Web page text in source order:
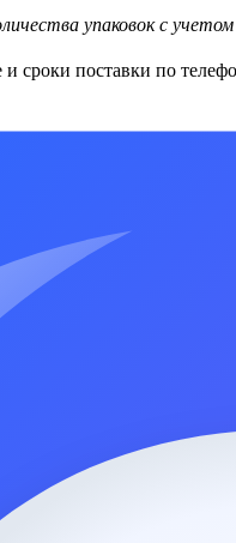
упаковок с
сроки поставки по